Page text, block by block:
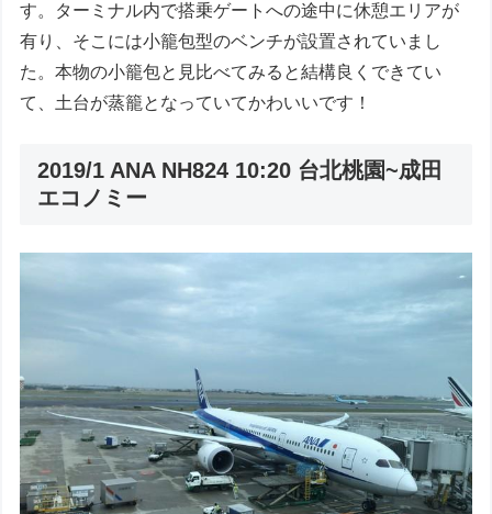
す。ターミナル内で搭乗ゲートへの途中に休憩エリアが
有り、そこには小籠包型のベンチが設置されていまし
た。本物の小籠包と見比べてみると結構良くできてい
て、土台が蒸籠となっていてかわいいです！
2019/1 ANA NH824 10:20 台北桃園~成田
エコノミー